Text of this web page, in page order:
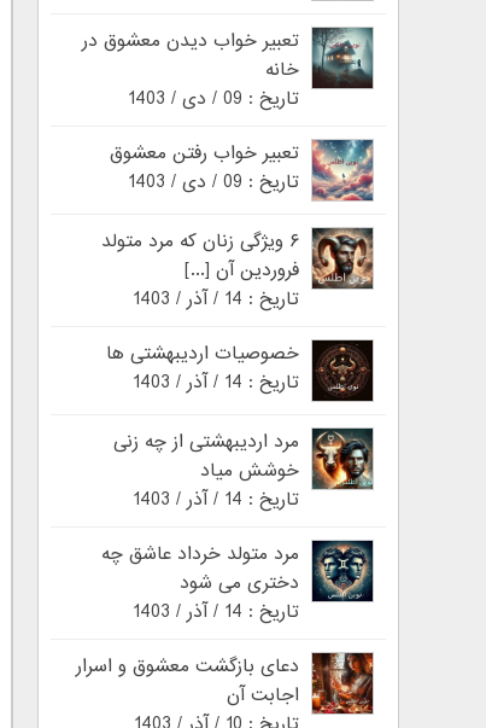
تعبیر خواب دیدن معشوق در
خانه
تاریخ : 09 / دی / 1403
تعبیر خواب رفتن معشوق
تاریخ : 09 / دی / 1403
۶ ویژگی زنان که مرد متولد
فروردین آن [...]
تاریخ : 14 / آذر / 1403
خصوصیات اردیبهشتی ها
تاریخ : 14 / آذر / 1403
مرد اردیبهشتی از چه زنی
خوشش میاد
تاریخ : 14 / آذر / 1403
مرد متولد خرداد عاشق چه
دختری می شود
تاریخ : 14 / آذر / 1403
دعای بازگشت معشوق و اسرار
اجابت آن